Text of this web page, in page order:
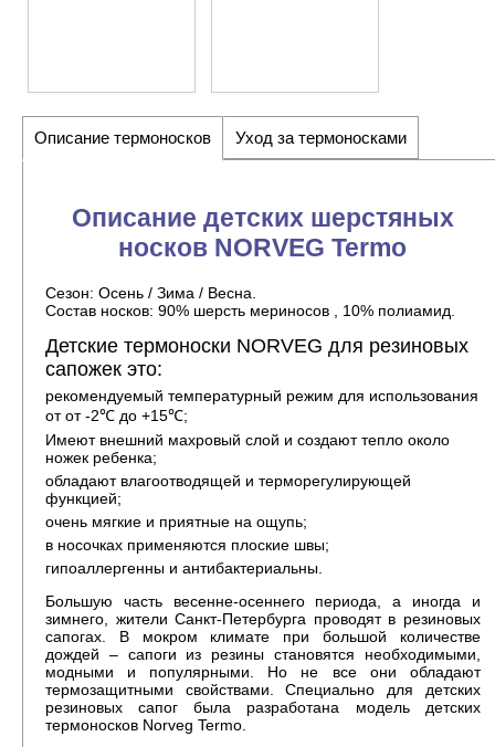
Описание термоносков Уход за термоносками
Описание детских шерстяных
носков NORVEG Termo
Сезон: Осень / Зима / Весна.
Состав носков: 90% шерсть мериносов , 10% полиамид.
Детские термоноски NORVEG для резиновых
сапожек это:
рекомендуемый температурный режим для использования
от от -2℃ до +15℃;
Имеют внешний махровый слой и создают тепло около
ножек ребенка;
обладают влагоотводящей и терморегулирующей
функцией;
очень мягкие и приятные на ощупь;
в носочках применяются плоские швы;
гипоаллергенны и антибактериальны.
Большую часть весенне-осеннего периода, а иногда и
зимнего, жители Санкт-Петербурга проводят в резиновых
сапогах. В мокром климате при большой количестве
дождей – сапоги из резины становятся необходимыми,
модными и популярными. Но не все они обладают
термозащитными свойствами. Специально для детских
резиновых сапог была разработана модель детских
термоносков Norveg Termo.